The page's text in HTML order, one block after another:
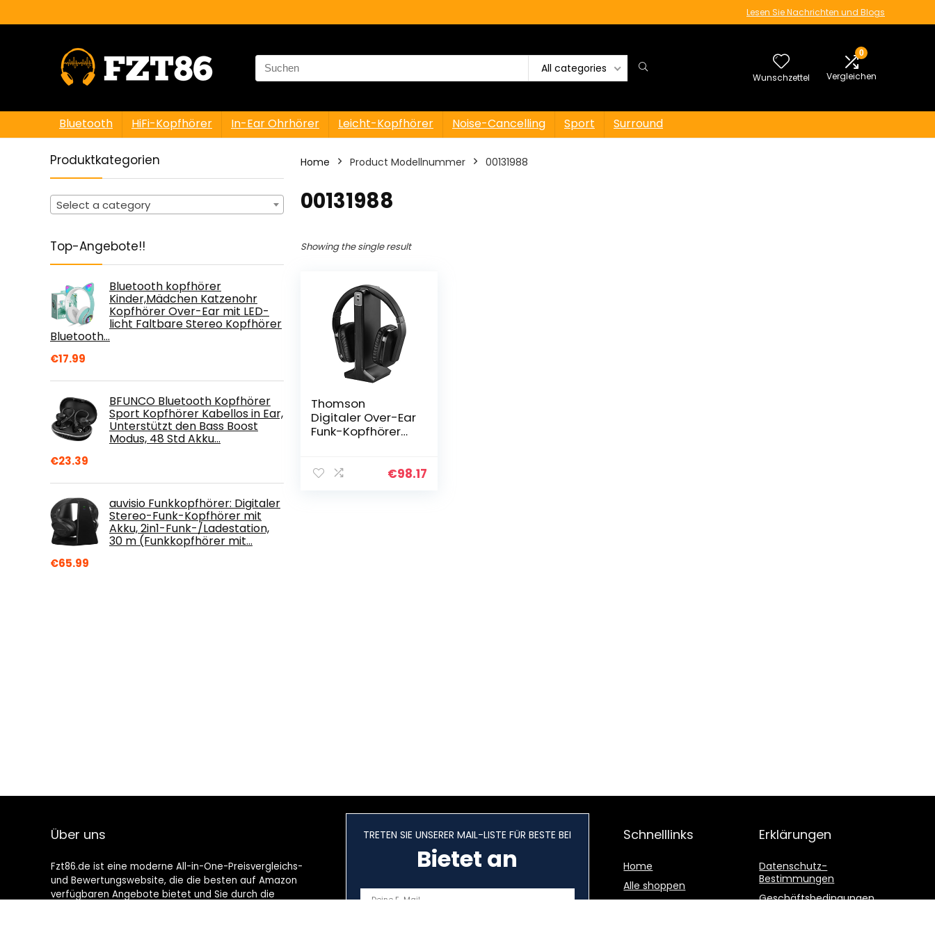
Lesen Sie Nachrichten und Blogs
Search
for:
All categories
Wunschzettel
0
Vergleichen
Bluetooth HiFi-Kopfhörer In-Ear Ohrhörer Leicht-Kopfhörer Noise-Cancelling Sport Surround
Produktkategorien
Select a category
Top-Angebote!!
Bluetooth kopfhörer
Kinder,Mädchen Katzenohr
Kopfhörer Over-Ear mit LED-
licht Faltbare Stereo Kopfhörer
Bluetooth…
€17.99
BFUNCO Bluetooth Kopfhörer
Sport Kopfhörer Kabellos in Ear,
Unterstützt den Bass Boost
Modus, 48 Std Akku…
€23.39
auvisio Funkkopfhörer: Digitaler
Stereo-Funk-Kopfhörer mit
Akku, 2in1-Funk-/Ladestation,
30 m (Funkkopfhörer mit…
€65.99
Home Product Modellnummer ‎00131988
‎00131988
Showing the single result
Thomson
Digitaler Over-Ear
Funk-Kopfhörer
ne/Tablet/PC/La
€98.17
Über uns
Fzt86.de ist eine moderne All-in-One-Preisvergleichs-
und Bewertungswebsite, die die besten auf Amazon
verfügbaren Angebote bietet und Sie durch die
TRETEN SIE UNSERER MAIL-LISTE FÜR BESTE BEI
Bietet an
Schnelllinks
Home
Alle shoppen
Erklärungen
Datenschutz-
Bestimmungen
Geschäftsbedingungen